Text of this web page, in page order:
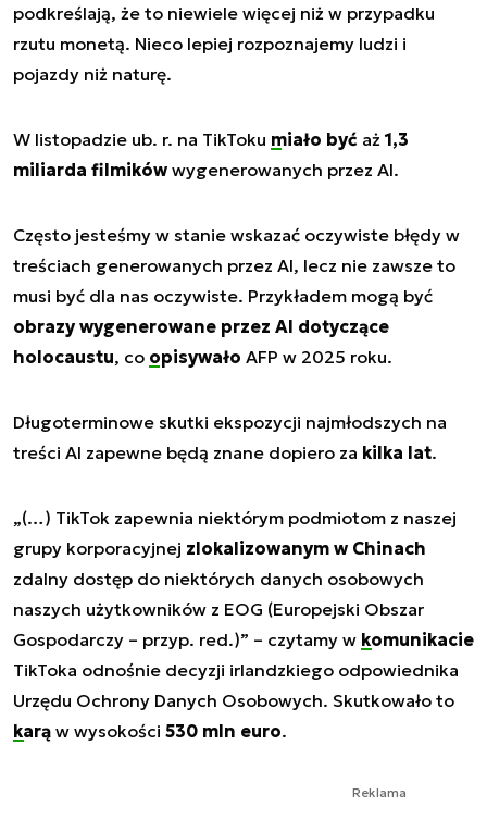
podkreślają, że to niewiele więcej niż w przypadku
rzutu monetą. Nieco lepiej rozpoznajemy ludzi i
pojazdy niż naturę.
W listopadzie ub. r. na TikToku miało być aż 1,3
miliarda filmików wygenerowanych przez AI.
Często jesteśmy w stanie wskazać oczywiste błędy w
treściach generowanych przez AI, lecz nie zawsze to
musi być dla nas oczywiste. Przykładem mogą być
obrazy wygenerowane przez AI dotyczące
holocaustu, co opisywało AFP w 2025 roku.
Długoterminowe skutki ekspozycji najmłodszych na
treści AI zapewne będą znane dopiero za kilka lat.
„(…) TikTok zapewnia niektórym podmiotom z naszej
grupy korporacyjnej zlokalizowanym w Chinach
zdalny dostęp do niektórych danych osobowych
naszych użytkowników z EOG (Europejski Obszar
Gospodarczy – przyp. red.)” – czytamy w komunikacie
TikToka odnośnie decyzji irlandzkiego odpowiednika
Urzędu Ochrony Danych Osobowych. Skutkowało to
karą w wysokości 530 mln euro.
Reklama